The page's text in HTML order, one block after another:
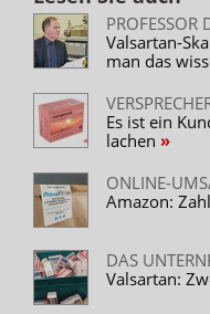
PROFESSOR
Valsartan-
man das
Es ist ein
lachen
ONLINE-
Amazon:
DAS
Valsartan: